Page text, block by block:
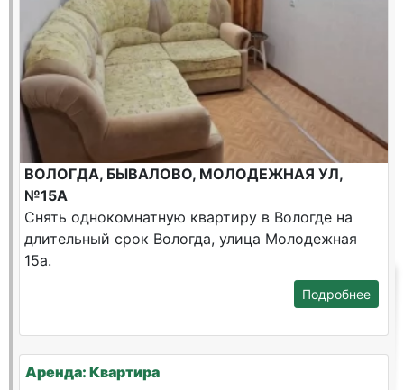
ВОЛОГДА, БЫВАЛОВО, МОЛОДЕЖНАЯ УЛ,
№15А
Снять однокомнатную квартиру в Вологде на
длительный срок Вологда, улица Молодежная
15а.
Подробнее
Аренда: Квартира